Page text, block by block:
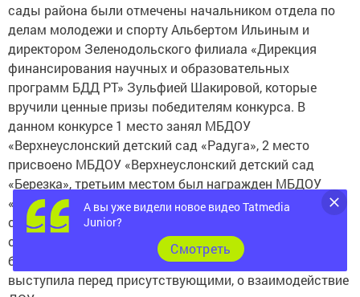
сады района были отмечены начальником отдела по
делам молодежи и спорту Альбертом Ильиным и
директором Зеленодольского филиала «Дирекция
финансирования научных и образовательных
программ БДД РТ» Зульфией Шакировой, которые
вручили ценные призы победителям конкурса. В
данном конкурсе 1 место занял МБДОУ
«Верхнеуслонский детский сад «Радуга», 2 место
присвоено МБДОУ «Верхнеуслонский детский сад
«Березка», третьим местом был награжден МБДОУ
«Макуловский детский сад», все остальные детские
сады которые приняли участие в конкурсе, были
отмечены в той или иной номинации и получили
благодарственные письма. Зульфия Вазыховна
выступила перед присутствующими, о взаимодействие
А вы уже видели новое видео Tatmedia
Junior?
Cмотреть